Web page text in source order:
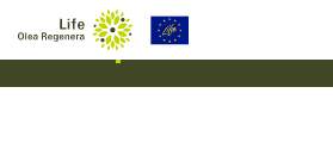
Suscripción #16315